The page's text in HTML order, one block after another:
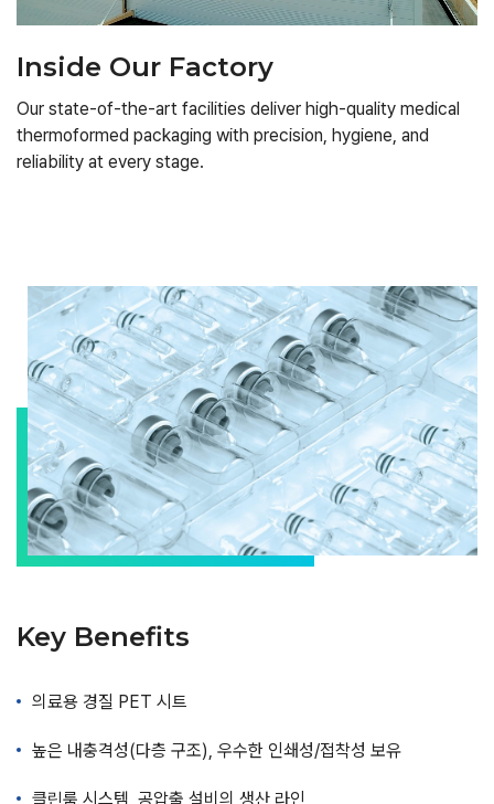
Inside Our Factory
Our state-of-the-art facilities deliver high-quality medical
thermoformed packaging with precision, hygiene, and
reliability at every stage.
Key Benefits
의료용 경질 PET 시트
높은 내충격성(다층 구조), 우수한 인쇄성/접착성 보유
클린룸 시스템, 공압출 설비의 생산 라인